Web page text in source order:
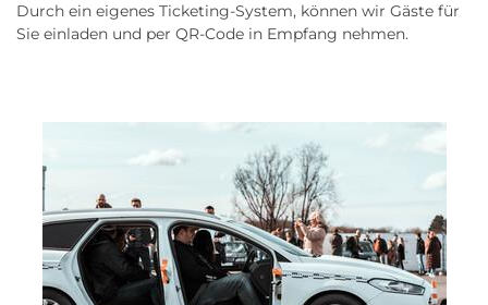
Durch ein eigenes Ticketing-System, können wir Gäste für
Sie einladen und per QR-Code in Empfang nehmen.